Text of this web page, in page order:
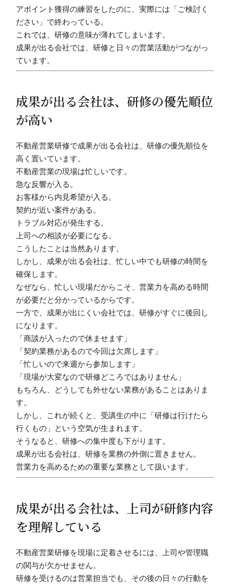
アポイント獲得の練習をしたのに、実際には「ご検討く
ださい」で終わっている。
これでは、研修の意味が薄れてしまいます。
成果が出る会社では、研修と日々の営業活動がつながっ
ています。
成果が出る会社は、研修の優先順位
が高い
不動産営業研修で成果が出る会社は、研修の優先順位を
高く置いています。
不動産営業の現場は忙しいです。
急な反響が入る。
お客様から内見希望が入る。
契約が近い案件がある。
トラブル対応が発生する。
上司への相談が必要になる。
こうしたことは当然あります。
しかし、成果が出る会社は、忙しい中でも研修の時間を
確保します。
なぜなら、忙しい現場だからこそ、営業力を高める時間
が必要だと分かっているからです。
一方で、成果が出にくい会社では、研修がすぐに後回し
になります。
「商談が入ったので休ませます」
「契約業務があるので今回は欠席します」
「忙しいので来週から参加します」
「現場が大変なので研修どころではありません」
もちろん、どうしても外せない業務があることはありま
す。
しかし、これが続くと、受講生の中に「研修は行けたら
行くもの」という空気が生まれます。
そうなると、研修への集中度も下がります。
成果が出る会社は、研修を業務の外側に置きません。
営業力を高めるための重要な業務として扱います。
成果が出る会社は、上司が研修内容
を理解している
不動産営業研修を現場に定着させるには、上司や管理職
の関与が欠かせません。
研修を受けるのは営業担当でも、その後の日々の行動を